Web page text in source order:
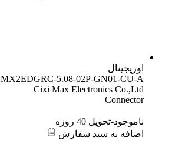
اوریجینال
MX2EDGRC-5.08-02P-GN01-CU-A
Cixi Max Electronics Co.,Ltd
Connector
ناموجود-تحویل 40 روزه
اضافه به سبد سفارش